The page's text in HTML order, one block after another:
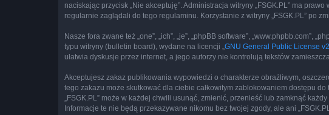
naciskając przycisk „Nie akceptuję”. Administracja witryny „FSGK.PL” ma
regularnie zaglądali do tego regulaminu. Korzystanie z witryny „FSGK.PL” po
Nasze fora zwane też „one”, „ich”, „je”, „phpBB software”,
typu witryny (bulletin board), wydane na licencji „GNU General Public License v2
ułatwia dyskusje przez internet, a jego autorzy nie kontrolują tekstów
Akceptujesz zakaz publikowania wypowiedzi o charakterze obraźliwym,
tego zakazu może skutkować dla ciebie całkowitym zablokowaniem dostępu
„FSGK.PL” może w każdej chwili usunąć, zmienić, przenieść lub zamknąć
Informacje te nie będą przekazywane nikomu bez twojej zgody, ale ani